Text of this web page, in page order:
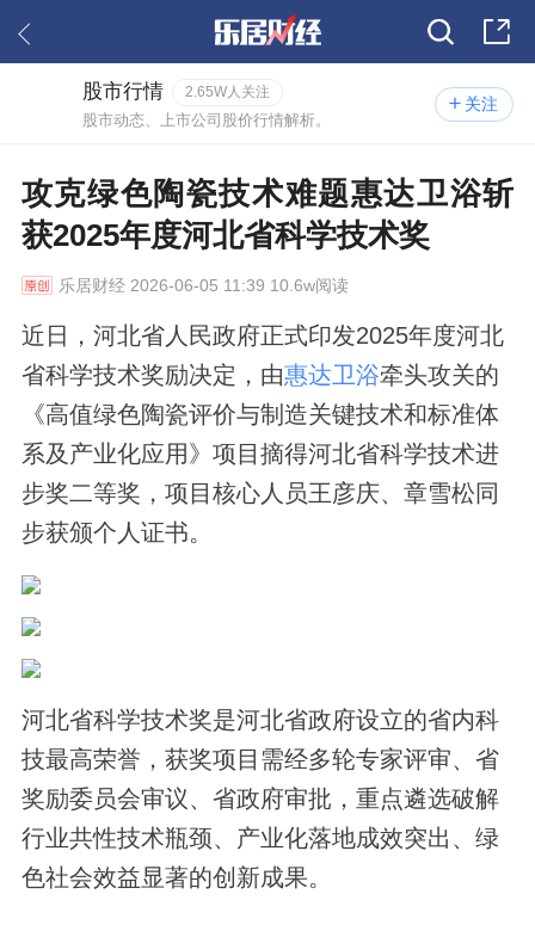
关注
股市行情 2.65W人关注
股市动态、上市公司股价行情解析。
攻克绿色陶瓷技术难题惠达卫浴斩
获2025年度河北省科学技术奖
乐居财经2026-06-05 11:39 10.6w阅读
近日，河北省人民政府正式印发2025年度河北
省科学技术奖励决定，由惠达卫浴牵头攻关的
《高值绿色陶瓷评价与制造关键技术和标准体
系及产业化应用》项目摘得河北省科学技术进
步奖二等奖，项目核心人员王彦庆、章雪松同
步获颁个人证书。
河北省科学技术奖是河北省政府设立的省内科
技最高荣誉，获奖项目需经多轮专家评审、省
奖励委员会审议、省政府审批，重点遴选破解
行业共性技术瓶颈、产业化落地成效突出、绿
色社会效益显著的创新成果。